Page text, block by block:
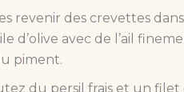
revenir des crevettes
d’olive avec de l’ail
piment.
du persil frais et un filet